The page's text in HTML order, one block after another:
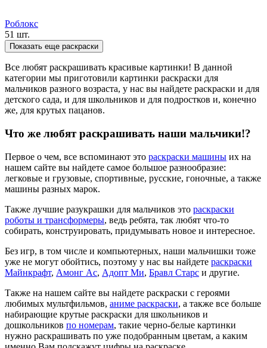
Роблокс
51 шт.
Показать еще раскраски
Все любят раскрашивать красивые картинки! В данной
категории мы приготовили картинки раскраски для
мальчиков разного возраста, у нас вы найдете раскраски и для
детского сада, и для школьников и для подростков и, конечно
же, для крутых пацанов.
Что же любят раскрашивать наши мальчики!?
Первое о чем, все вспоминают это раскраски машины их на
нашем сайте вы найдете самое большое разнообразие:
легковые и грузовые, спортивные, русские, гоночные, а также
машины разных марок.
Также лучшие разукрашки для мальчиков это раскраски
роботы и трансформеры, ведь ребята, так любят что-то
собирать, конструировать, придумывать новое и интересное.
Без игр, в том числе и компьютерных, наши мальчишки тоже
уже не могут обойтись, поэтому у нас вы найдете раскраски
Майнкрафт, Амонг Ас, Адопт Ми, Бравл Старс и другие.
Также на нашем сайте вы найдете раскраски с героями
любимых мультфильмов, аниме раскраски, а также все больше
набирающие крутые раскраски для школьников и
дошкольников по номерам, такие черно-белые картинки
нужно раскрашивать по уже подобранным цветам, а каким